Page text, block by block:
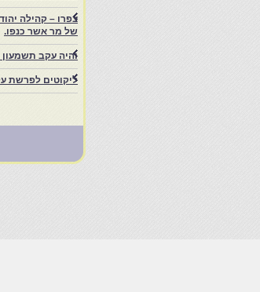
של מר אשר כנפו.
והיה עקב
ליקוטים לפרשת